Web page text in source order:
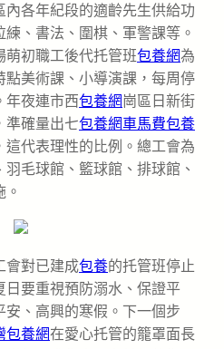
內各年紀段的適齡先生供給功
、書法、圍棋、軍警課等。
萌初職工後代托管班包養網為
美術課、小導演課，每周停
年夜連市西包養網崗區日新街
準確量出七包養網車馬費包養
這代表理性的比例。總工會為
毛球館、籃球館、排球館、
會對已建成包養的托管班停止
日要重視預防溺水、保證平
、高興的寒假。下一個步
包養網在愛心托管的籠罩面長